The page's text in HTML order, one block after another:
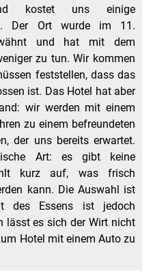
kostet uns einige
Der Ort wurde im 11.
und hat mit dem
zu tun. Wir kommen
feststellen, dass das
ist. Das Hotel hat aber
wir werden mit einem
zu einem befreundeten
der uns bereits erwartet.
Art: es gibt keine
kurz auf, was frisch
kann. Die Auswahl ist
des Essens ist jedoch
lässt es sich der Wirt nicht
Hotel mit einem Auto zu